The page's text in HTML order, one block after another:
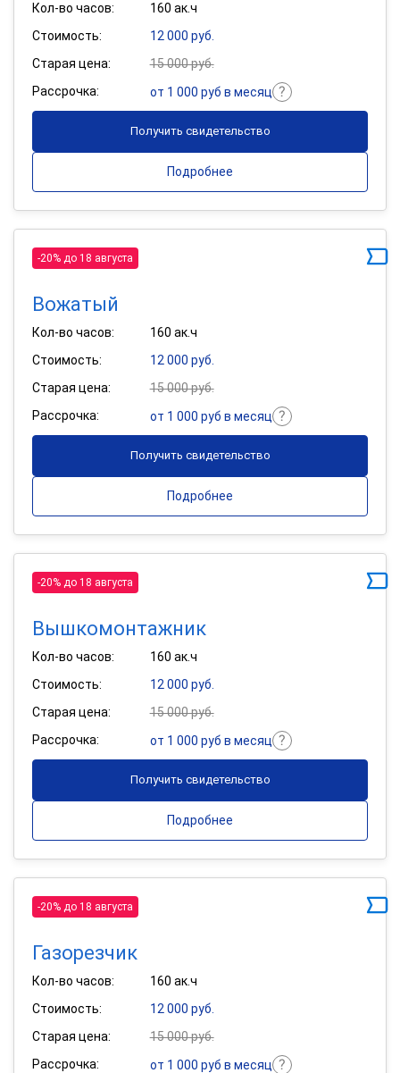
Кол-во часов:
160 ак.ч
Стоимость:
12 000 руб.
Старая цена:
15 000 руб.
Рассрочка:
от 1 000 руб в месяц
Получить свидетельство
Подробнее
-20% до 18 августа
Вожатый
Кол-во часов:
160 ак.ч
Стоимость:
12 000 руб.
Старая цена:
15 000 руб.
Рассрочка:
от 1 000 руб в месяц
Получить свидетельство
Подробнее
-20% до 18 августа
Вышкомонтажник
Кол-во часов:
160 ак.ч
Стоимость:
12 000 руб.
Старая цена:
15 000 руб.
Рассрочка:
от 1 000 руб в месяц
Получить свидетельство
Подробнее
-20% до 18 августа
Газорезчик
Кол-во часов:
160 ак.ч
Стоимость:
12 000 руб.
Старая цена:
15 000 руб.
Рассрочка:
от 1 000 руб в месяц